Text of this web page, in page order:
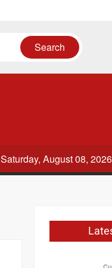
Saturday, August 08, 2026